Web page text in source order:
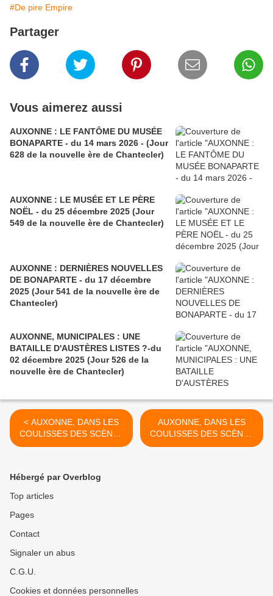
#De pire Empire
Partager
Vous aimerez aussi
AUXONNE : LE FANTÔME DU MUSÉE
BONAPARTE - du 14 mars 2026 - (Jour
628 de la nouvelle ère de Chantecler)
AUXONNE : LE MUSÉE ET LE PÈRE
NOËL - du 25 décembre 2025 (Jour
549 de la nouvelle ère de Chantecler)
AUXONNE : DERNIÈRES NOUVELLES
DE BONAPARTE - du 17 décembre
2025 (Jour 541 de la nouvelle ère de
Chantecler)
AUXONNE, MUNICIPALES : UNE
BATAILLE D'AUSTÈRES LISTES ?-du
02 décembre 2025 (Jour 526 de la
nouvelle ère de Chantecler)
< AUXONNE, DANS LES
COULISSES DES SCÈNES
IMPÉRIALES (1) - du 07
AUXONNE, DANS LES
COULISSES DES SCÈNES
IMPÉRIALES (3) - du 12
Hébergé par Overblog
Top articles
Pages
Contact
Signaler un abus
C.G.U.
Cookies et données personnelles